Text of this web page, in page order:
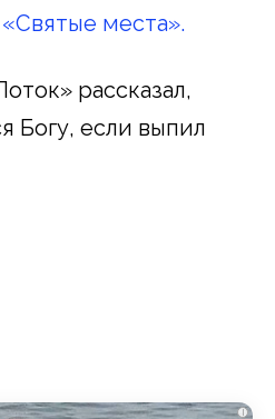
«Святые места».
рассказал,
Богу, если выпил
i